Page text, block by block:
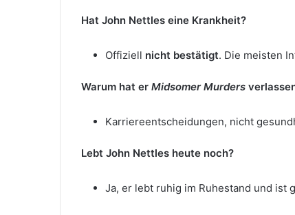
Hat John Nettles eine Krankheit?
Offiziell nicht bestätigt. Die meisten
Warum hat er Midsomer Murders
Karriereentscheidungen, nicht
Lebt John Nettles heute noch?
Ja, er lebt ruhig im Ruhestand und ist